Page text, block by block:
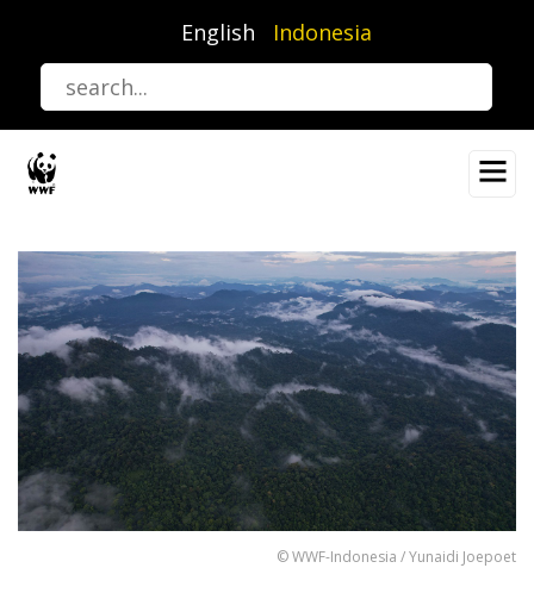
utama
English Indonesia
© WWF-Indonesia / Yunaidi Joepoet